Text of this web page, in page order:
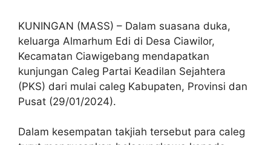
KUNINGAN (MASS) – Dalam suasana duka,
keluarga Almarhum Edi di Desa Ciawilor,
Kecamatan Ciawigebang mendapatkan
kunjungan Caleg Partai Keadilan Sejahtera
(PKS) dari mulai caleg Kabupaten, Provinsi dan
Pusat (29/01/2024).
Dalam kesempatan takjiah tersebut para caleg